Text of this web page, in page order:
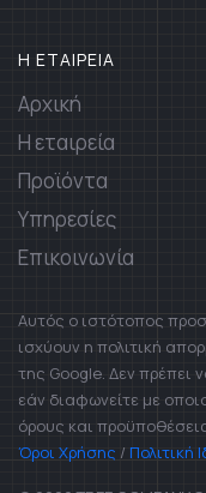
Η ΕΤΑΙΡΕΙΑ
Αρχική
Η εταιρεία
Προϊόντα
Υπηρεσίες
Επικοινωνία
Αυτός ο ιστότοπος
ισχύουν η πολιτική
της Google. Δεν πρέπει
εάν διαφωνείτε με
όρους και
Όροι Χρήσης / Πολιτική